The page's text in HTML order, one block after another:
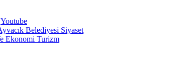
Youtube
Belediyesi Siyaset
Ekonomi Turizm